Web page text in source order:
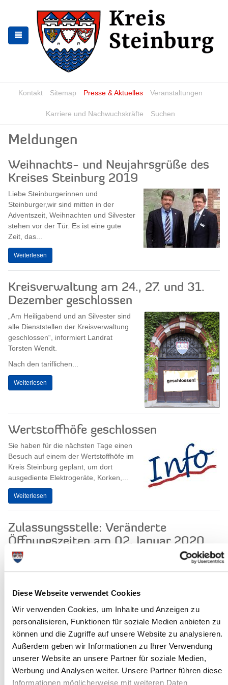
Diese Webseite verwendet Cookies
Wir verwenden Cookies, um Inhalte und Anzeigen zu
personalisieren, Funktionen für soziale Medien anbieten zu
können und die Zugriffe auf unsere Website zu analysieren.
Außerdem geben wir Informationen zu Ihrer Verwendung
unserer Website an unsere Partner für soziale Medien,
Werbung und Analysen weiter. Unsere Partner führen diese
Informationen möglicherweise mit weiteren Daten
springen
springen
Kontakt Sitemap Presse & Aktuelles Veranstaltungen
Karriere und Nachwuchskräfte Suchen
Meldungen
Weihnachts- und Neujahrsgrüße des
Kreises Steinburg 2019
Liebe Steinburgerinnen und
Steinburger,wir sind mitten in der
Adventszeit, Weihnachten und Silvester
stehen vor der Tür. Es ist eine gute
Zeit, das...
Weiterlesen
Kreisverwaltung am 24., 27. und 31.
Dezember geschlossen
„Am Heiligabend und an Silvester sind
alle Dienststellen der Kreisverwaltung
geschlossen“, informiert Landrat
Torsten Wendt.
Nach den tariflichen...
Weiterlesen
Wertstoffhöfe geschlossen
Sie haben für die nächsten Tage einen
Besuch auf einem der Wertstoffhöfe im
Kreis Steinburg geplant, um dort
ausgediente Elektrogeräte, Korken,...
Weiterlesen
Zulassungsstelle: Veränderte
Öffnungszeiten am 02. Januar 2020
Am Donnerstag, dem 02. Januar 2020,
erforderliche EDV-Arbeiten...
Weiterlesen
Fachhochschule Kiel und Kreis
Steinburg vertiefen Zusammenarbeit
Der Kreis Steinburg und die
Fachhochschule Kiel haben heute (18.